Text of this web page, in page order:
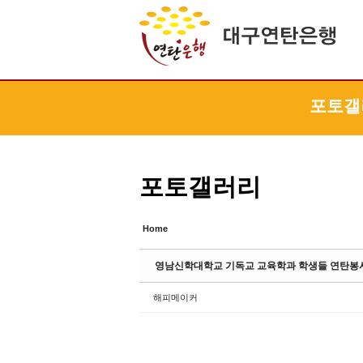
포토
포토갤러리
Home
영남신학대학교 기독교 교육학과 학생들 연탄봉
해피메이커